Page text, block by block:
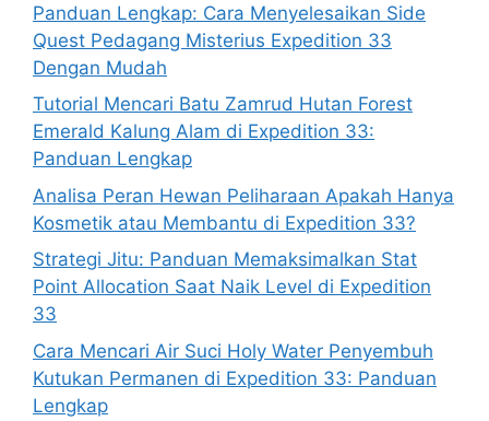
Panduan Lengkap: Cara Menyelesaikan Side
Quest Pedagang Misterius Expedition 33
Dengan Mudah
Tutorial Mencari Batu Zamrud Hutan Forest
Emerald Kalung Alam di Expedition 33:
Panduan Lengkap
Analisa Peran Hewan Peliharaan Apakah Hanya
Kosmetik atau Membantu di Expedition 33?
Strategi Jitu: Panduan Memaksimalkan Stat
Point Allocation Saat Naik Level di Expedition
33
Cara Mencari Air Suci Holy Water Penyembuh
Kutukan Permanen di Expedition 33: Panduan
Lengkap